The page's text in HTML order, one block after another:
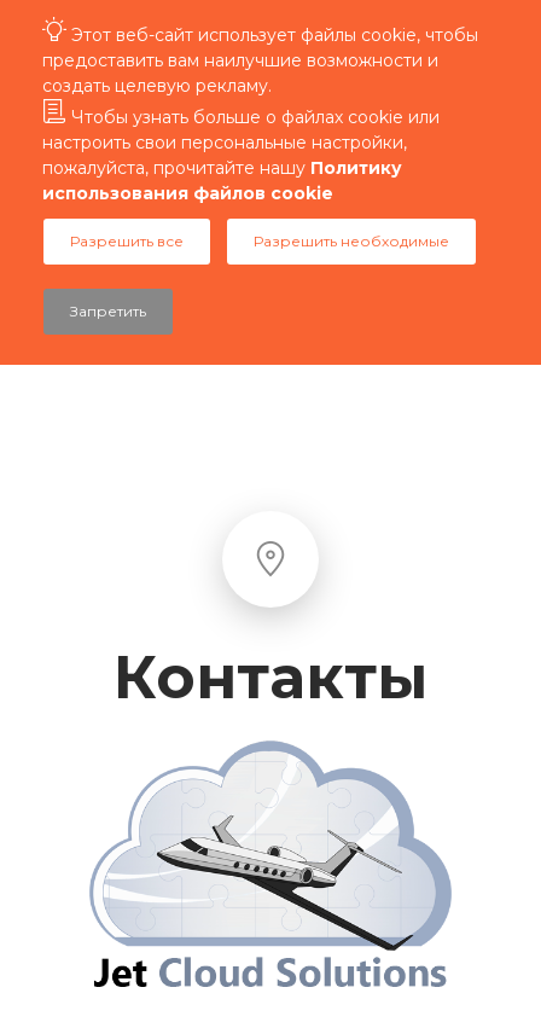
Этот веб-сайт использует файлы cookie, чтобы
предоставить вам наилучшие возможности и
создать целевую рекламу.
Чтобы узнать больше о файлах cookie или
настроить свои персональные настройки,
пожалуйста, прочитайте нашу Политику
использования файлов cookie
Разрешить все Разрешить необходимые
Запретить
Контакты